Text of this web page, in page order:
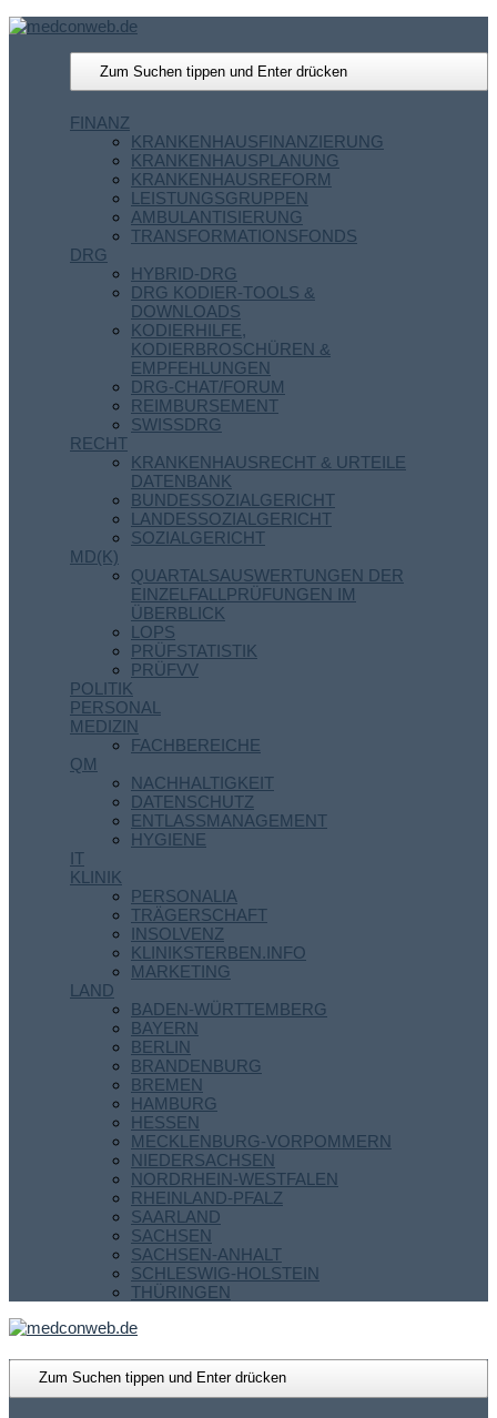
FINANZ
KRANKENHAUSFINANZIERUNG
KRANKENHAUSPLANUNG
KRANKENHAUSREFORM
LEISTUNGSGRUPPEN
AMBULANTISIERUNG
TRANSFORMATIONSFONDS
DRG
HYBRID-DRG
DRG KODIER-TOOLS &
DOWNLOADS
KODIERHILFE,
KODIERBROSCHÜREN &
EMPFEHLUNGEN
DRG-CHAT/FORUM
REIMBURSEMENT
SWISSDRG
RECHT
KRANKENHAUSRECHT & URTEILE
DATENBANK
BUNDESSOZIALGERICHT
LANDESSOZIALGERICHT
SOZIALGERICHT
MD(K)
QUARTALSAUSWERTUNGEN DER
EINZELFALLPRÜFUNGEN IM
ÜBERBLICK
LOPS
PRÜFSTATISTIK
PRÜFVV
POLITIK
PERSONAL
MEDIZIN
FACHBEREICHE
QM
NACHHALTIGKEIT
DATENSCHUTZ
ENTLASSMANAGEMENT
HYGIENE
IT
KLINIK
PERSONALIA
TRÄGERSCHAFT
INSOLVENZ
KLINIKSTERBEN.INFO
MARKETING
LAND
BADEN-WÜRTTEMBERG
BAYERN
BERLIN
BRANDENBURG
BREMEN
HAMBURG
HESSEN
MECKLENBURG-VORPOMMERN
NIEDERSACHSEN
NORDRHEIN-WESTFALEN
RHEINLAND-PFALZ
SAARLAND
SACHSEN
SACHSEN-ANHALT
SCHLESWIG-HOLSTEIN
THÜRINGEN